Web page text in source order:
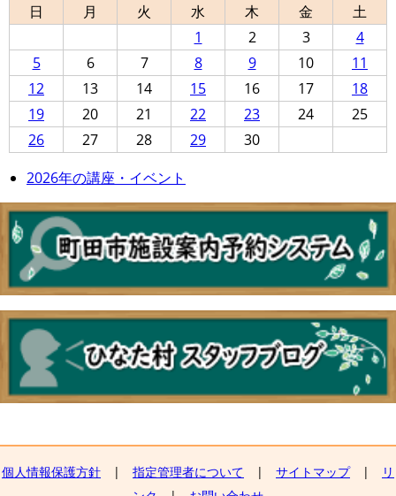
日
月 火 水 木 金
土
1
2 3
4
5
6 7 8 9 10
11
12
13 14 15 16 17
18
19
20 21 22 23 24
25
26
27 28 29
30
2026年の講座・イベント
個人情報保護方針 | 指定管理者について | サイトマップ|
リ